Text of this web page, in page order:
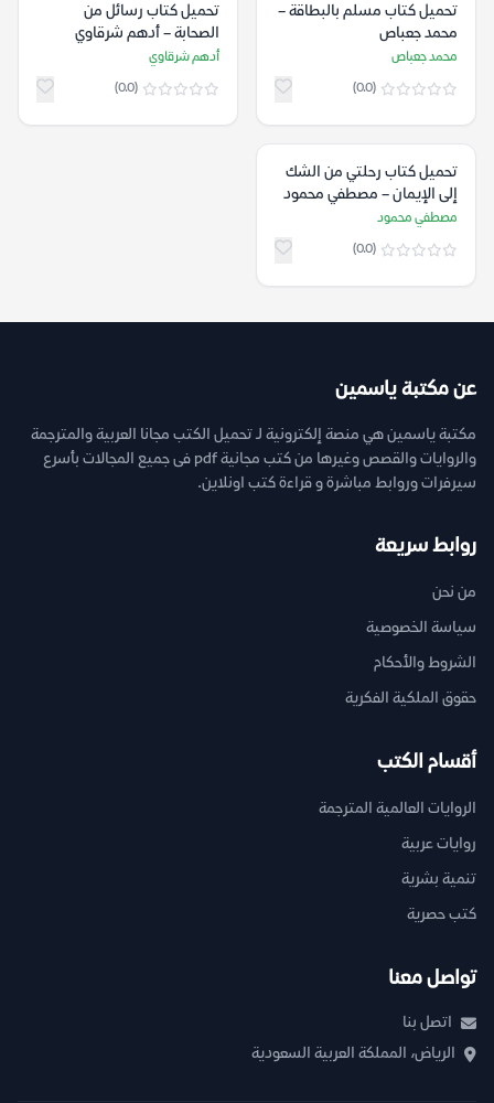
تحميل كتاب مسلم بالبطاقة –
محمد جعباص
محمد جعباص
(0.0)
تحميل كتاب رسائل من
الصحابة – أدهم شرقاوي
أدهم شرقاوي
(0.0)
تحميل كتاب رحلتي من الشك
إلى الإيمان – مصطفي محمود
مصطفي محمود
(0.0)
عن مكتبة ياسمين
مكتبة ياسمين هي منصة إلكترونية لـ تحميل الكتب مجانا العربية والمترجمة
والروايات والقصص وغيرها من كتب مجانية pdf فى جميع المجالات بأسرع
سيرفرات وروابط مباشرة و قراءة كتب اونلاين.
روابط سريعة
من نحن
سياسة الخصوصية
الشروط والأحكام
حقوق الملكية الفكرية
أقسام الكتب
الروايات العالمية المترجمة
روايات عربية
تنمية بشرية
كتب حصرية
تواصل معنا
اتصل بنا
الرياض، المملكة العربية السعودية